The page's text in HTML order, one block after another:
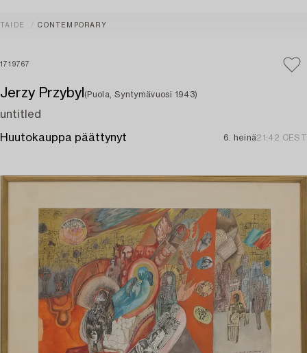
TAIDE CONTEMPORARY
1719767
Jerzy Przybyl (Puola, Syntymävuosi 1943)
untitled
Huutokauppa päättynyt 6. heinä21:42 CEST